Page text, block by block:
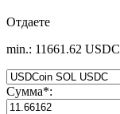
Отдаете
min.: 11661.62 USDC
Сумма*: